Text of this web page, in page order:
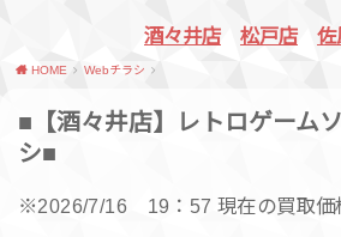
酒々井店 松戸店 佐
HOME Webチラシ
■【酒々井店】レトロゲーム
シ■
※2026/7/16 19：57 現在の買取価